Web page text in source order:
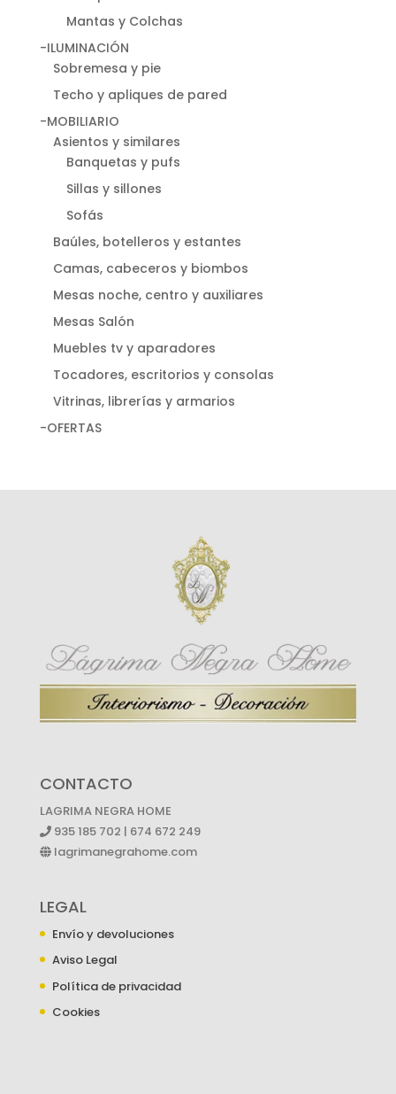
Mantas y Colchas
-ILUMINACIÓN
Sobremesa y pie
Techo y apliques de pared
-MOBILIARIO
Asientos y similares
Banquetas y pufs
Sillas y sillones
Sofás
Baúles, botelleros y estantes
Camas, cabeceros y biombos
Mesas noche, centro y auxiliares
Mesas Salón
Muebles tv y aparadores
Tocadores, escritorios y consolas
Vitrinas, librerías y armarios
-OFERTAS
CONTACTO
LAGRIMA NEGRA HOME
935 185 702 | 674 672 249
lagrimanegrahome.com
LEGAL
Envío y devoluciones
Aviso Legal
Política de privacidad
Cookies